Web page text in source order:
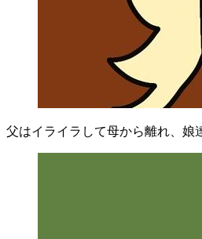
父はイライラして母から離れ、娘